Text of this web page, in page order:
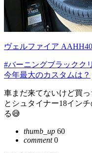
ヴェルファイア
#バーニングブラックク
今年最大のカスタムは？
車まだ来てないけど買
とシュタイナー18イン
る😅
thumb_up 60
comment0